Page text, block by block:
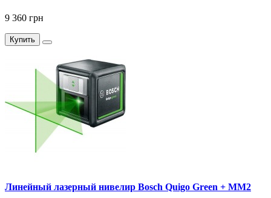
9 360 грн
Купить
Линейный лазерный нивелир Bosch Quigo Green + MM2